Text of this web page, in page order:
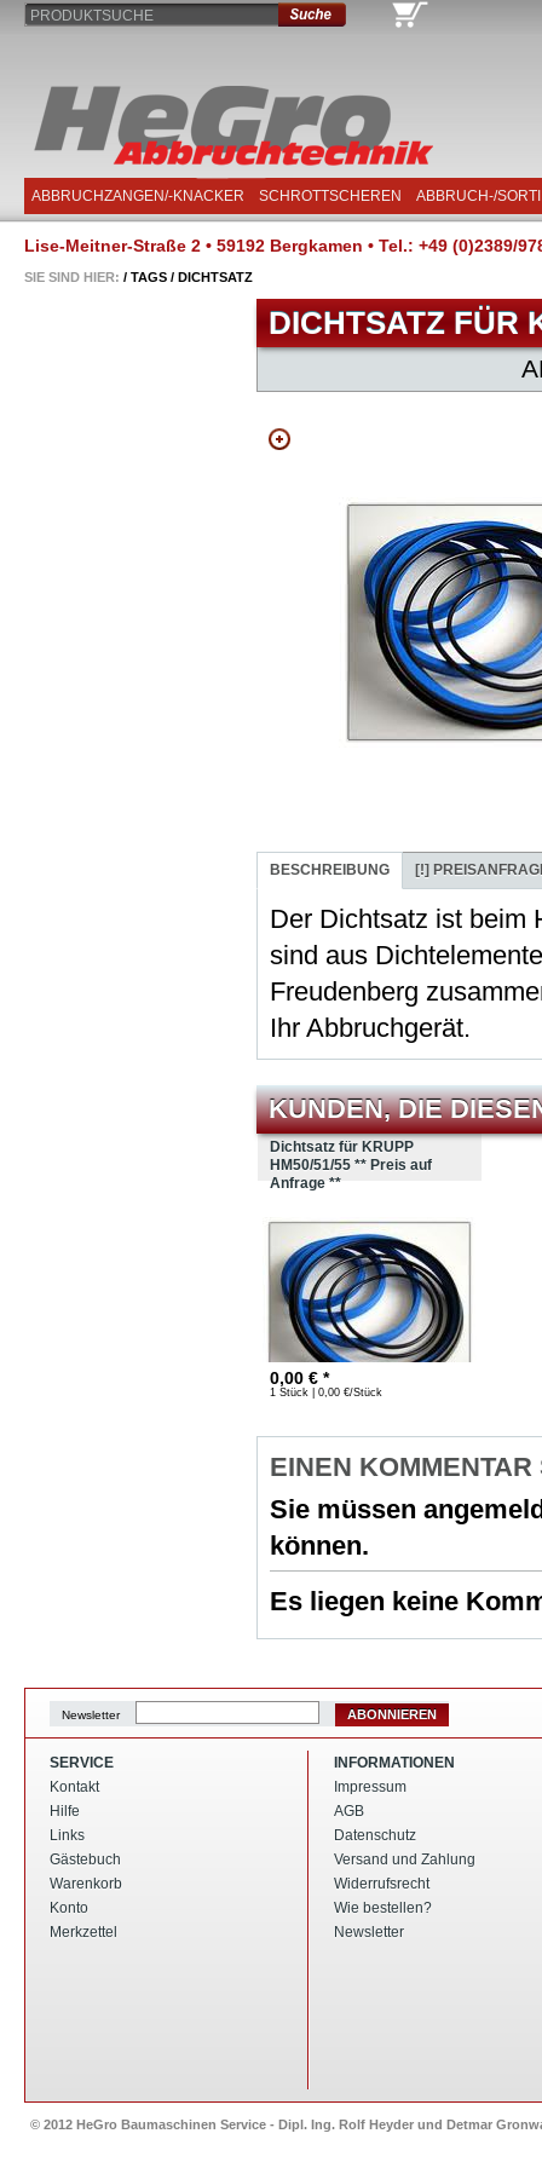
ABBRUCHZANGEN/-KNACKER SCHROTTSCHEREN ABBRUCH-/
PRODUKTSUCHE
Lise-Meitner-Straße 2 • 59192 Bergkamen • Tel.: +49 (0)2389/
SIE SIND HIER: / TAGS / DICHTSATZ
DICHTSATZ FÜR
BESCHREIBUNG [!]
Der Dichtsatz ist beim
sind aus
Freudenberg
Ihr Abbruchgerät.
KUNDEN, DIE
Dichtsatz für KRUPP
HM50/51/55 ** Preis auf
Anfrage **
0,00 € *
1 Stück | 0,00 €/Stück
EINEN
Sie müssen
können.
Es liegen keine
Newsletter ABONNIEREN
SERVICE
Kontakt
Hilfe
Links
Gästebuch
Warenkorb
Konto
Merkzettel
INFORMATIONEN
Impressum
AGB
Datenschutz
Versand und Zahlung
Widerrufsrecht
Wie bestellen?
Newsletter
© 2012 HeGro Baumaschinen Service - Dipl. Ing. Rolf Heyder und Detmar